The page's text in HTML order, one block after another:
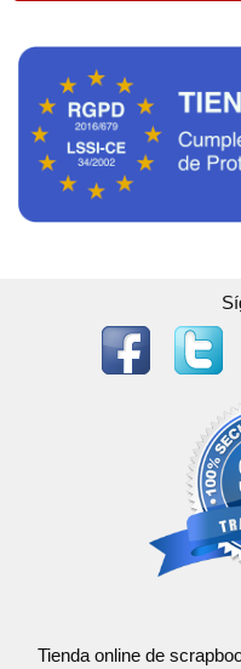
Tienda online de